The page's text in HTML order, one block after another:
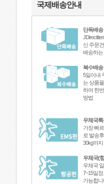
국제배송안내
단독배송
신 주문
배송하
복수배송
5일이내
는 상품
하여 한
방법
우체국
가장 빠
로 발송
30kg까
우체국(
우체국
7~15일
가능합니